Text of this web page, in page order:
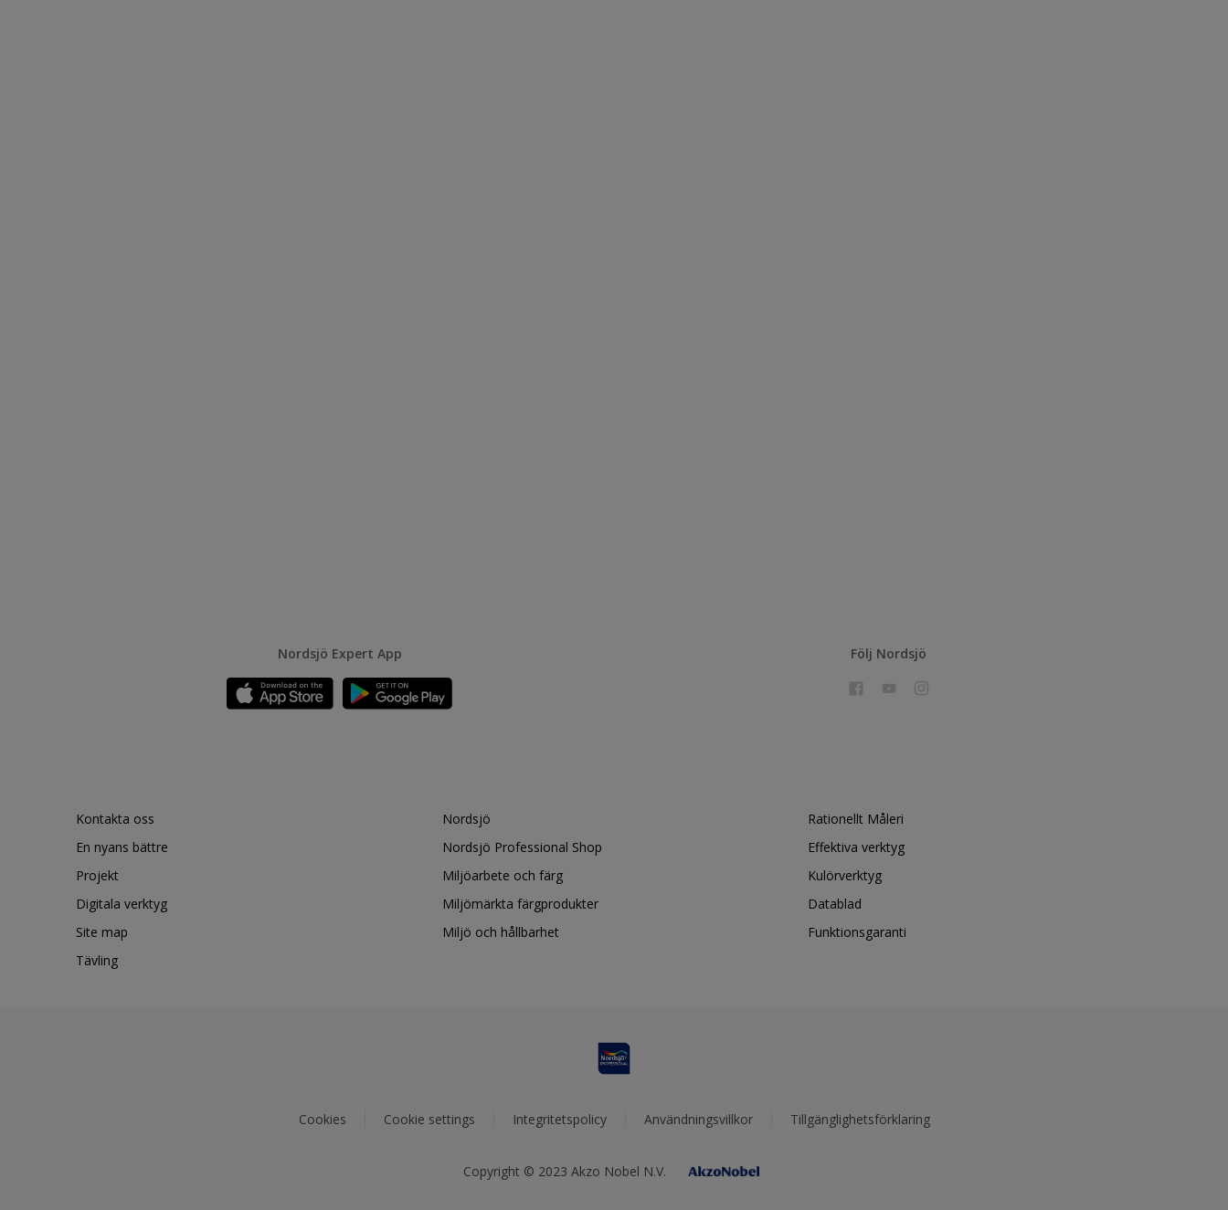
Nordsjö Expert App Följ Nordsjö
Kontakta oss
En nyans bättre
Projekt
Digitala verktyg
Site map
Tävling
Nordsjö
Nordsjö Professional Shop
Miljöarbete och färg
Miljömärkta färgprodukter
Miljö och hållbarhet
Rationellt Måleri
Effektiva verktyg
Kulörverktyg
Datablad
Funktionsgaranti
Cookies Cookie settings Integritetspolicy Användningsvillkor Tillgänglighetsförklaring
Copyright © 2023 Akzo Nobel N.V.